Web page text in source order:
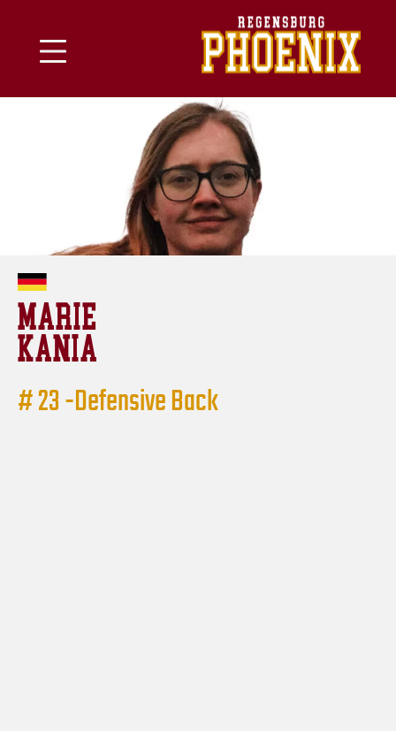
content
MARIE
KANIA
# 23 -Defensive Back